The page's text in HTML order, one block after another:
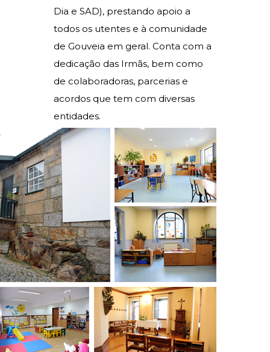
Dia e SAD), prestando apoio a
todos os utentes e à comunidade
de Gouveia em geral. Conta com a
dedicação das Irmãs, bem como
de colaboradoras, parcerias e
acordos que tem com diversas
entidades.